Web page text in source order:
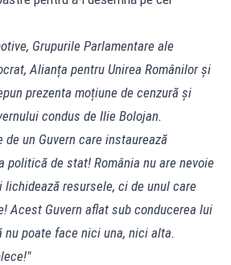
Grupurile Parlamentare ale
Alianța pentru Unirea Românilor și
prezenta moțiune de cenzură și
condus de Ilie Bolojan.
de un Guvern care instaurează
politică de stat! România nu are nevoie
lichidează resursele, ci de unul care
Acest Guvern aflat sub conducerea lui
poate face nici una, nici alta.